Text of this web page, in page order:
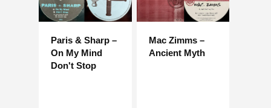
Paris & Sharp –
On My Mind
Don't Stop
Mac Zimms –
Ancient Myth